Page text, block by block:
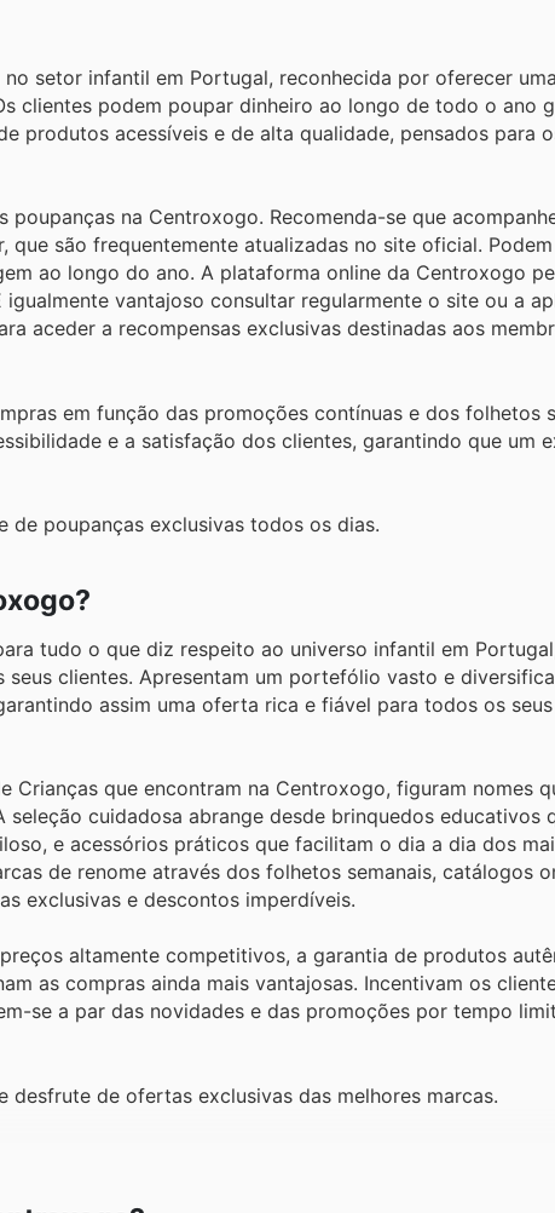
setor infantil em Portugal, reconhecida por oferecer uma
clientes podem poupar dinheiro ao longo de todo o ano
produtos acessíveis e de alta qualidade, pensados para
na Centroxogo. Recomenda-se que
são frequentemente atualizadas no site oficial.
ao longo do ano. A plataforma online da Centroxogo
vantajoso consultar regularmente o site ou a
aceder a recompensas exclusivas destinadas aos
em função das promoções contínuas e dos folhetos
e a satisfação dos clientes, garantindo que um
de poupanças exclusivas todos os dias.
tudo o que diz respeito ao universo infantil em
clientes. Apresentam um portefólio vasto e
assim uma oferta rica e fiável para todos os seus
Crianças que encontram na Centroxogo, figuram nomes
cuidadosa abrange desde brinquedos educativos
e acessórios práticos que facilitam o dia a dia dos
de renome através dos folhetos semanais, catálogos
exclusivas e descontos imperdíveis.
altamente competitivos, a garantia de produtos
as compras ainda mais vantajosas. Incentivam os
se a par das novidades e das promoções por tempo
de ofertas exclusivas das melhores marcas.